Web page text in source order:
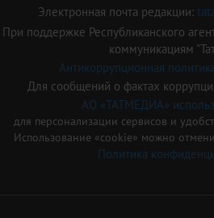
Электронная почта редакции:
При поддержке Республиканского
коммуникациям
Антикоррупционная
Для сообщений о фактах
АО «ТАТМЕДИА»
для персонализации сервисов и
Использование «cookie» можно
Политика